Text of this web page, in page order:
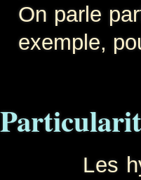
On parle
exemple,
Les